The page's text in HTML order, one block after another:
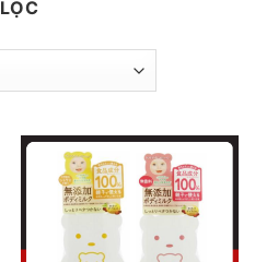
LỌC